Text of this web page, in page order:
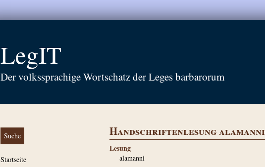
LegIT
Der volkssprachige Wortschatz der Leges barbarorum
Suche
Startseite
Handschriftenlesung alamanni
Lesung
alamanni